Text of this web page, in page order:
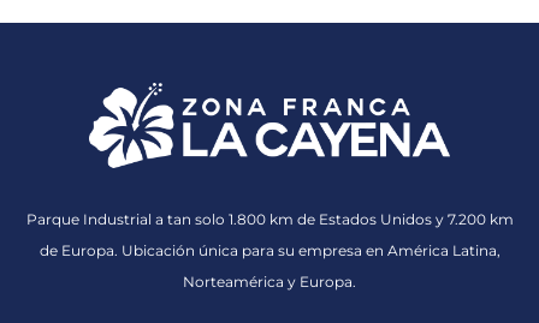
Parque Industrial a tan solo 1.800 km de Estados Unidos y 7.200 km
de Europa. Ubicación única para su empresa en América Latina,
Norteamérica y Europa.